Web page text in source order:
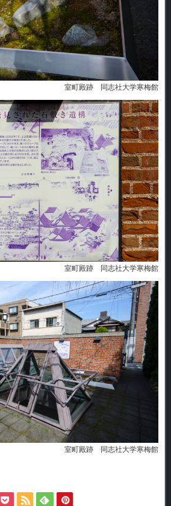
室町殿跡 同志社大学寒梅館
室町殿跡 同志社大学寒梅館
室町殿跡 同志社大学寒梅館